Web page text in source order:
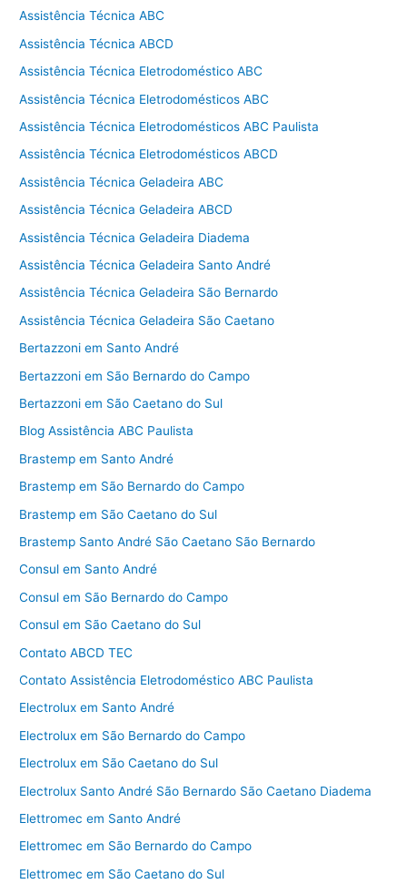
Assistência Técnica ABC
Assistência Técnica ABCD
Assistência Técnica Eletrodoméstico ABC
Assistência Técnica Eletrodomésticos ABC
Assistência Técnica Eletrodomésticos ABC Paulista
Assistência Técnica Eletrodomésticos ABCD
Assistência Técnica Geladeira ABC
Assistência Técnica Geladeira ABCD
Assistência Técnica Geladeira Diadema
Assistência Técnica Geladeira Santo André
Assistência Técnica Geladeira São Bernardo
Assistência Técnica Geladeira São Caetano
Bertazzoni em Santo André
Bertazzoni em São Bernardo do Campo
Bertazzoni em São Caetano do Sul
Blog Assistência ABC Paulista
Brastemp em Santo André
Brastemp em São Bernardo do Campo
Brastemp em São Caetano do Sul
Brastemp Santo André São Caetano São Bernardo
Consul em Santo André
Consul em São Bernardo do Campo
Consul em São Caetano do Sul
Contato ABCD TEC
Contato Assistência Eletrodoméstico ABC Paulista
Electrolux em Santo André
Electrolux em São Bernardo do Campo
Electrolux em São Caetano do Sul
Electrolux Santo André São Bernardo São Caetano Diadema
Elettromec em Santo André
Elettromec em São Bernardo do Campo
Elettromec em São Caetano do Sul